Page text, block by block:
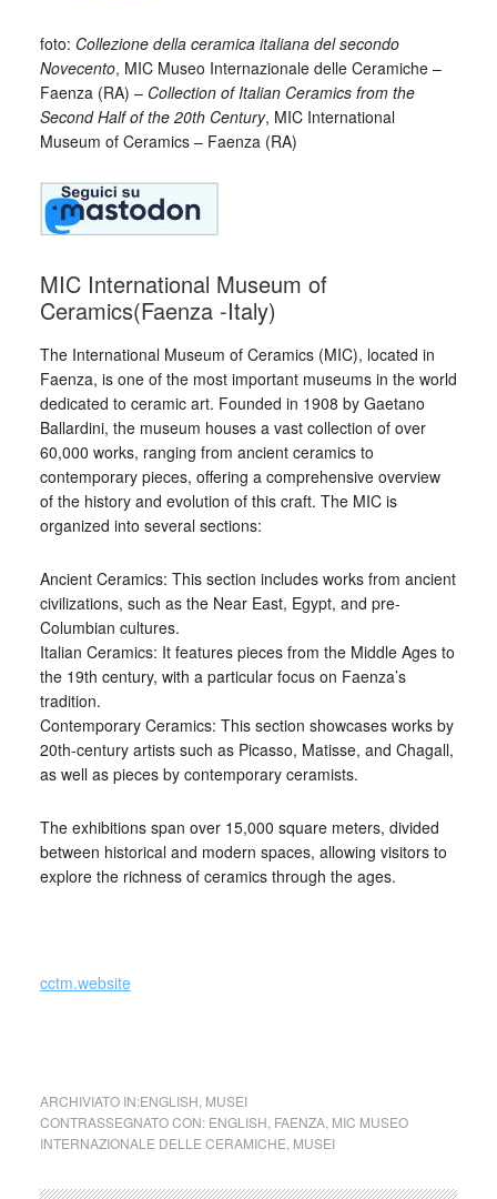
foto: Collezione della ceramica italiana del secondo
Novecento, MIC Museo Internazionale delle Ceramiche –
Faenza (RA) – Collection of Italian Ceramics from the
Second Half of the 20th Century, MIC International
Museum of Ceramics – Faenza (RA)
MIC International Museum of
Ceramics(Faenza -Italy)
The International Museum of Ceramics (MIC), located in
Faenza, is one of the most important museums in the world
dedicated to ceramic art. Founded in 1908 by Gaetano
Ballardini, the museum houses a vast collection of over
60,000 works, ranging from ancient ceramics to
contemporary pieces, offering a comprehensive overview
of the history and evolution of this craft. The MIC is
organized into several sections:
Ancient Ceramics: This section includes works from ancient
civilizations, such as the Near East, Egypt, and pre-
Columbian cultures.
Italian Ceramics: It features pieces from the Middle Ages to
the 19th century, with a particular focus on Faenza’s
tradition.
Contemporary Ceramics: This section showcases works by
20th-century artists such as Picasso, Matisse, and Chagall,
as well as pieces by contemporary ceramists.
The exhibitions span over 15,000 square meters, divided
between historical and modern spaces, allowing visitors to
explore the richness of ceramics through the ages.
cctm.website
ARCHIVIATO IN:ENGLISH, MUSEI
CONTRASSEGNATO CON: ENGLISH, FAENZA, MIC MUSEO
INTERNAZIONALE DELLE CERAMICHE, MUSEI